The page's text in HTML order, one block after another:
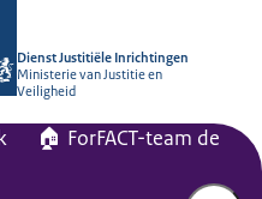
Dienst Justitiële Inrichtingen
Ministerie van Justitie en
Veiligheid
🏠 ForFACT-team de